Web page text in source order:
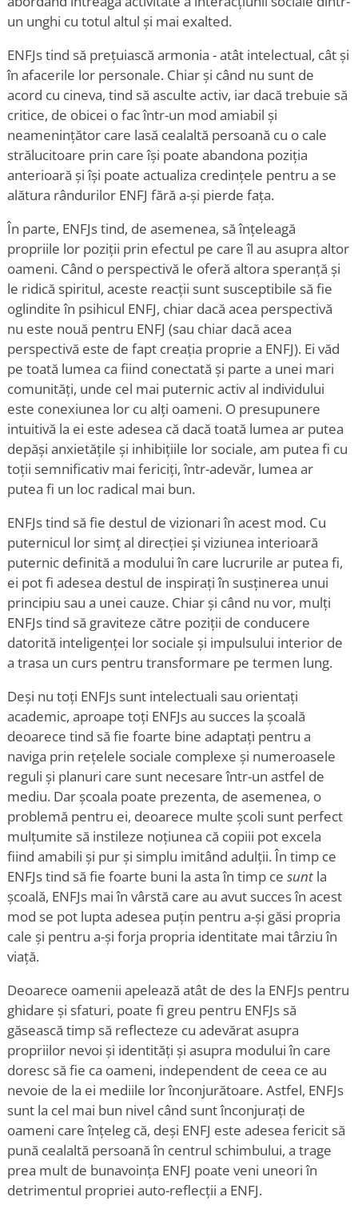
un unghi cu totul altul și mai exalted.
ENFJs tind să prețuiască armonia - atât intelectual, cât și
în afacerile lor personale. Chiar și când nu sunt de
acord cu cineva, tind să asculte activ, iar dacă trebuie să
critice, de obicei o fac într-un mod amiabil și
neamenințător care lasă cealaltă persoană cu o cale
strălucitoare prin care își poate abandona poziția
anterioară și își poate actualiza credințele pentru a se
alătura rândurilor ENFJ fără a-și pierde fața.
În parte, ENFJs tind, de asemenea, să înțeleagă
propriile lor poziții prin efectul pe care îl au asupra altor
oameni. Când o perspectivă le oferă altora speranță și
le ridică spiritul, aceste reacții sunt susceptibile să fie
oglindite în psihicul ENFJ, chiar dacă acea perspectivă
nu este nouă pentru ENFJ (sau chiar dacă acea
perspectivă este de fapt creația proprie a ENFJ). Ei văd
pe toată lumea ca fiind conectată și parte a unei mari
comunități, unde cel mai puternic activ al individului
este conexiunea lor cu alți oameni. O presupunere
intuitivă la ei este adesea că dacă toată lumea ar putea
depăși anxietățile și inhibițiile lor sociale, am putea fi cu
toții semnificativ mai fericiți, într-adevăr, lumea ar
putea fi un loc radical mai bun.
ENFJs tind să fie destul de vizionari în acest mod. Cu
puternicul lor simț al direcției și viziunea interioară
puternic definită a modului în care lucrurile ar putea fi,
ei pot fi adesea destul de inspirați în susținerea unui
principiu sau a unei cauze. Chiar și când nu vor, mulți
ENFJs tind să graviteze către poziții de conducere
datorită inteligenței lor sociale și impulsului interior de
a trasa un curs pentru transformare pe termen lung.
Deși nu toți ENFJs sunt intelectuali sau orientați
academic, aproape toți ENFJs au succes la școală
deoarece tind să fie foarte bine adaptați pentru a
naviga prin rețelele sociale complexe și numeroasele
reguli și planuri care sunt necesare într-un astfel de
mediu. Dar școala poate prezenta, de asemenea, o
problemă pentru ei, deoarece multe școli sunt perfect
mulțumite să instileze noțiunea că copiii pot excela
fiind amabili și pur și simplu imitând adulții. În timp ce
ENFJs tind să fie foarte buni la asta în timp ce sunt la
școală, ENFJs mai în vârstă care au avut succes în acest
mod se pot lupta adesea puțin pentru a-și găsi propria
cale și pentru a-și forja propria identitate mai târziu în
viață.
Deoarece oamenii apelează atât de des la ENFJs pentru
ghidare și sfaturi, poate fi greu pentru ENFJs să
găsească timp să reflecteze cu adevărat asupra
propriilor nevoi și identități și asupra modului în care
doresc să fie ca oameni, independent de ceea ce au
nevoie de la ei mediile lor înconjurătoare. Astfel, ENFJs
sunt la cel mai bun nivel când sunt înconjurați de
oameni care înțeleg că, deși ENFJ este adesea fericit să
pună cealaltă persoană în centrul schimbului, a trage
prea mult de bunavoința ENFJ poate veni uneori în
detrimentul propriei auto-reflecții a ENFJ.